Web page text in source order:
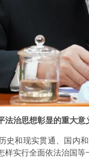
法治思想彰显的重大意
史和现实贯通、国内
样实行全面依法治国等